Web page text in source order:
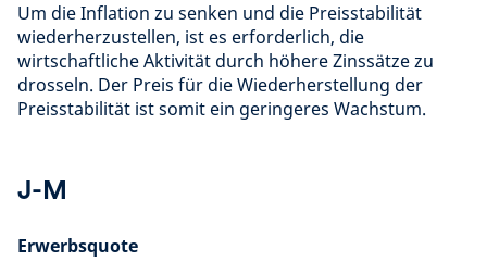
Um die Inflation zu senken und die Preisstabilität
wiederherzustellen, ist es erforderlich, die
wirtschaftliche Aktivität durch höhere Zinssätze zu
drosseln. Der Preis für die Wiederherstellung der
Preisstabilität ist somit ein geringeres Wachstum.
J-M
Erwerbsquote